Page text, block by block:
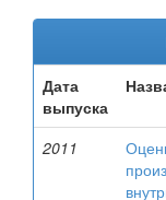
Дата
выпуска
2011